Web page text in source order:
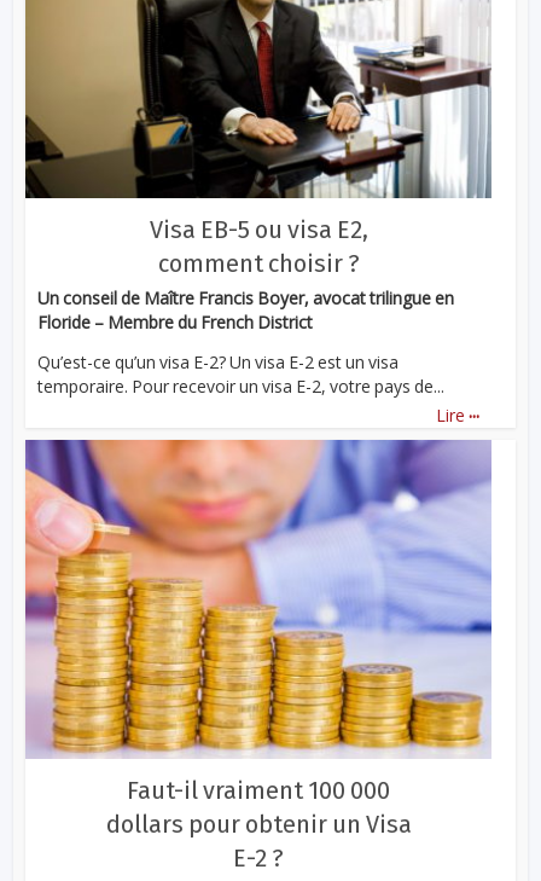
Visa EB-5 ou visa E2,
comment choisir ?
Un conseil de Maître Francis Boyer, avocat trilingue en
Floride – Membre du French District
Qu’est-ce qu’un visa E-2? Un visa E-2 est un visa
temporaire. Pour recevoir un visa E-2, votre pays de...
Lire ...
Faut-il vraiment 100 000
dollars pour obtenir un Visa
E-2 ?